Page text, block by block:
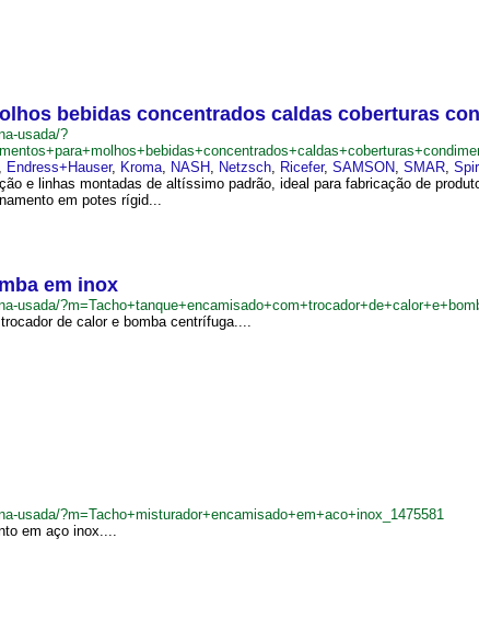
bebidas concentrados caldas coberturas
usada/?
Endress+Hauser, Kroma, NASH, Netzsch, Ricefer, SAMSON, SMAR,
e linhas montadas de altíssimo padrão, ideal para fabricação de
em potes rígid...
em inox
usada/
de calor e bomba centrífuga....
usada/?m=Tacho+misturador+encamisado+em+aco+inox_1475581
em aço inox....